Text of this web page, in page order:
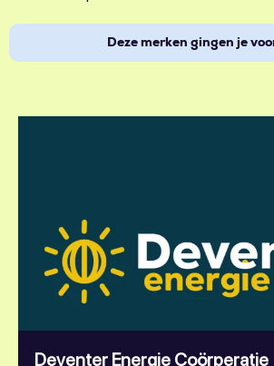
Deze merken gingen je
Deventer Energie Coörperatie